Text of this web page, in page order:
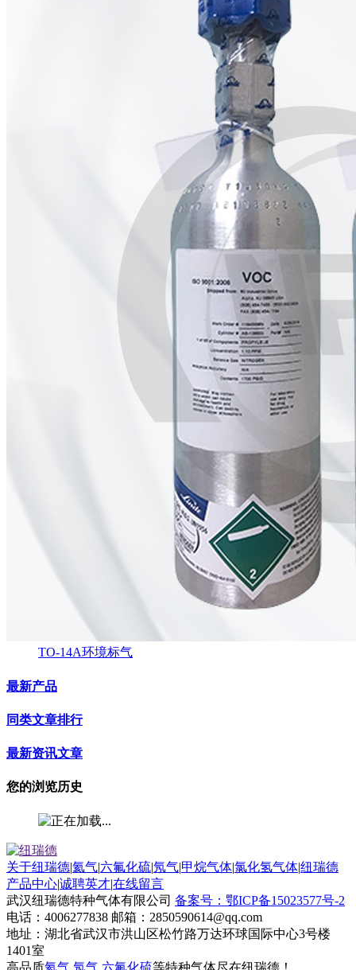
TO-14A环境标气
最新产品
同类文章排行
最新资讯文章
您的浏览历史
关于纽瑞德|氦气|六氟化硫|氖气|甲烷气体|氯化氢气体|纽瑞德
产品中心|诚聘英才|在线留言
武汉纽瑞德特种气体有限公司 备案号：鄂ICP备15023577号-2
电话：4006277838 邮箱：2850590614@qq.com
地址：湖北省武汉市洪山区松竹路万达环球国际中心3号楼
1401室
高品质氦气 氖气 六氟化硫等特种气体尽在纽瑞德！